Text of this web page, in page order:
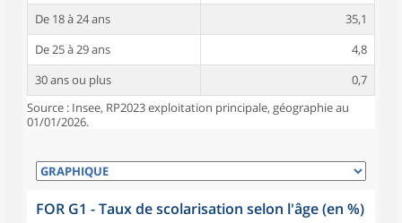
De 18 à 24 ans
35,1
De 25 à 29 ans
4,8
30 ans ou plus
0,7
Source : Insee, RP2023 exploitation principale, géographie au
01/01/2026.
FOR G1 - Taux de scolarisation selon l'âge (en %)